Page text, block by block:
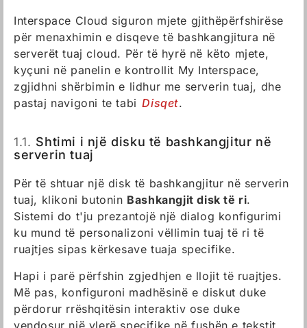
Interspace Cloud siguron mjete gjithëpërfshirëse
për menaxhimin e disqeve të bashkangjitura në
serverët tuaj cloud. Për të hyrë në këto mjete,
kyçuni në panelin e kontrollit My Interspace,
zgjidhni shërbimin e lidhur me serverin tuaj, dhe
pastaj navigoni te tabi Disqet.
1.1. Shtimi i një disku të bashkangjitur në
serverin tuaj
Për të shtuar një disk të bashkangjitur në serverin
tuaj, klikoni butonin Bashkangjit disk të ri.
Sistemi do t'ju prezantojë një dialog konfigurimi
ku mund të personalizoni vëllimin tuaj të ri të
ruajtjes sipas kërkesave tuaja specifike.
Hapi i parë përfshin zgjedhjen e llojit të ruajtjes.
Më pas, konfiguroni madhësinë e diskut duke
përdorur rrëshqitësin interaktiv ose duke
vendosur një vlerë specifike në fushën e tekstit.